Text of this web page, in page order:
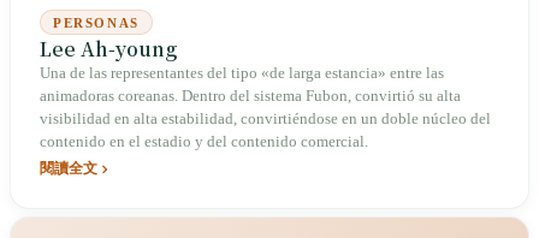
PERSONAS
Lee Ah-young
Una de las representantes del tipo «de larga estancia» entre las
animadoras coreanas. Dentro del sistema Fubon, convirtió su alta
visibilidad en alta estabilidad, convirtiéndose en un doble núcleo del
contenido en el estadio y del contenido comercial.
閱讀全文